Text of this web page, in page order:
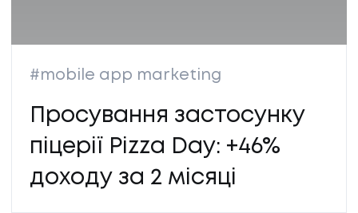
#mobile app marketing
Просування застосунку
піцерії Pizza Day: +46%
доходу за 2 місяці